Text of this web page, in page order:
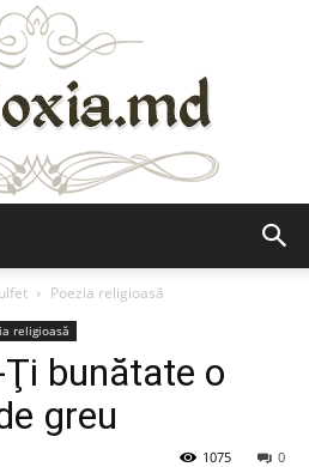
Poezia religioasă
religioasă
bunătate o
greu
0
1075